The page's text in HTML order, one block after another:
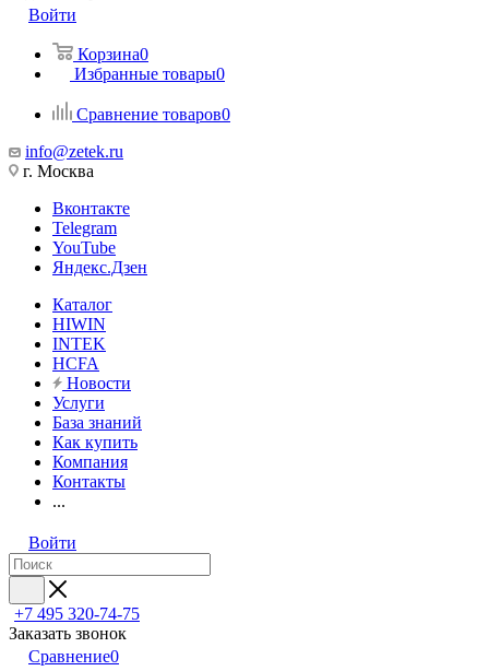
Войти
Корзина0
Избранные товары0
Сравнение товаров0
info@zetek.ru
г. Москва
Вконтакте
Telegram
YouTube
Яндекс.Дзен
Каталог
HIWIN
INTEK
HCFA
Новости
Услуги
База знаний
Как купить
Компания
Контакты
...
Войти
+7 495 320-74-75
Заказать звонок
Сравнение0